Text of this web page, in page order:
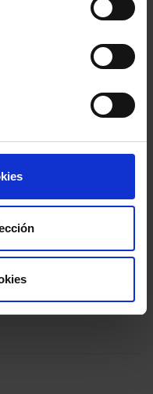
de los Derechos